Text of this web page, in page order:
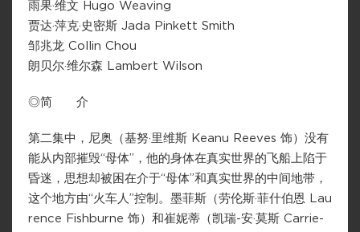
雨果·维文 Hugo Weaving
贾达·萍克·史密斯 Jada Pinkett Smith
邹兆龙 Collin Chou
朗贝尔·维尔森 Lambert Wilson
◎简 介
第二集中，尼奥（基努·里维斯 Keanu Reeves 饰）没有
能从内部摧毁“母体”，他的身体在真实世界的飞船上陷于
昏迷，思想却被困在介于“母体”和真实世界的中间地带，
这个地方由“火车人”控制。墨菲斯（劳伦斯·菲什伯恩 Lau
rence Fishburne 饰）和崔妮蒂（凯瑞-安·莫斯 Carrie-